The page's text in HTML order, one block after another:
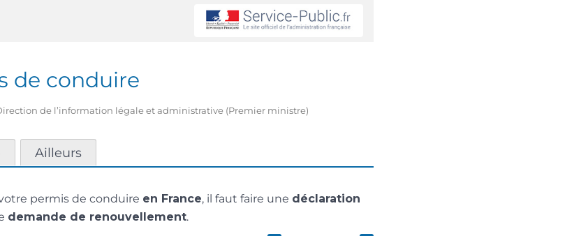
de conduire
de l’information légale et administrative (Premier ministre)
Ailleurs
permis de conduire en France, il faut faire une déclaration
demande de renouvellement.